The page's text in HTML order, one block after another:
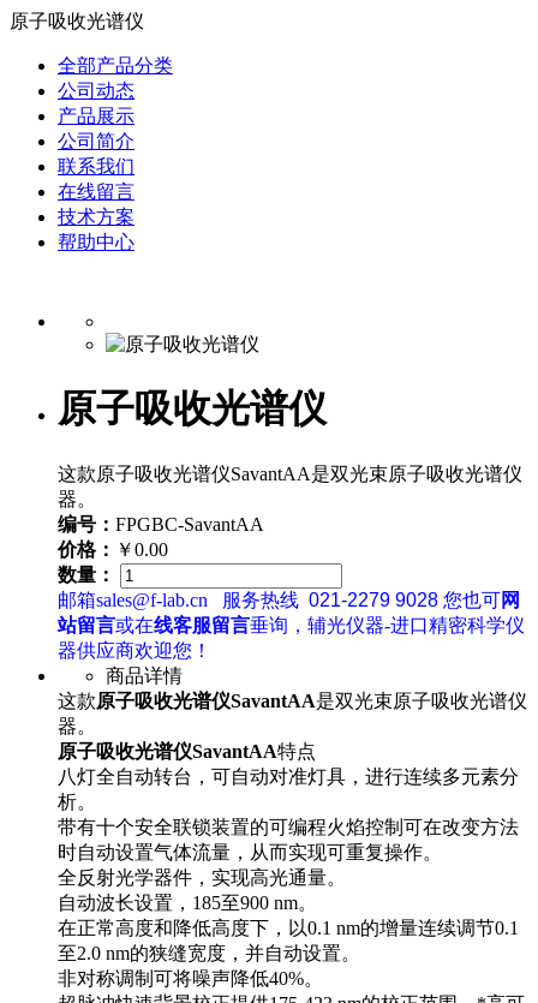
原子吸收光谱仪
全部产品分类
公司动态
产品展示
公司简介
联系我们
在线留言
技术方案
帮助中心
原子吸收光谱仪
这款原子吸收光谱仪SavantAA是双光束原子吸收光谱仪
器。
编号： FPGBC-SavantAA
价格： ￥0.00
数量：
邮箱sales@f-lab.cn
服务热线 021-2279 9028 您也可网
站留言或在线客服留言垂询，辅光仪器-进口精密科学仪
器供应商欢迎您！
商品详情
这款原子吸收光谱仪SavantAA是双光束原子吸收光谱仪
器。
原子吸收光谱仪SavantAA特点
八灯全自动转台，可自动对准灯具，进行连续多元素分
析。
带有十个安全联锁装置的可编程火焰控制可在改变方法
时自动设置气体流量，从而实现可重复操作。
全反射光学器件，实现高光通量。
自动波长设置，185至900 nm。
在正常高度和降低高度下，以0.1 nm的增量连续调节0.1
至2.0 nm的狭缝宽度，并自动设置。
非对称调制可将噪声降低40%。